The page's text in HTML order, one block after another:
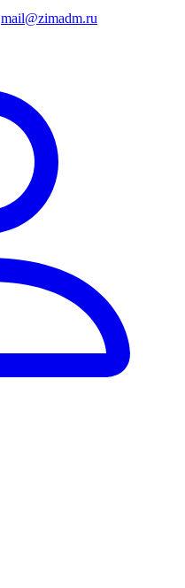
mail@zimadm.ru